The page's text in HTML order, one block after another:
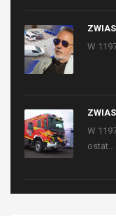
W
W
ostat...